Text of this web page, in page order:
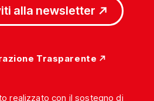
alla newsletter
Trasparente
realizzato con il sostegno di